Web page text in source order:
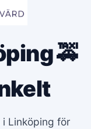
🚕
Linköping för